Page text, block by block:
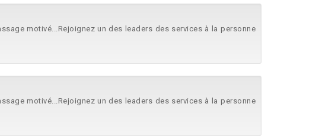
motivé...Rejoignez un des leaders des services à la personne
motivé...Rejoignez un des leaders des services à la personne